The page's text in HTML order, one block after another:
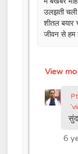
उलझती चली
शीतल
जीवन से हम
View
6